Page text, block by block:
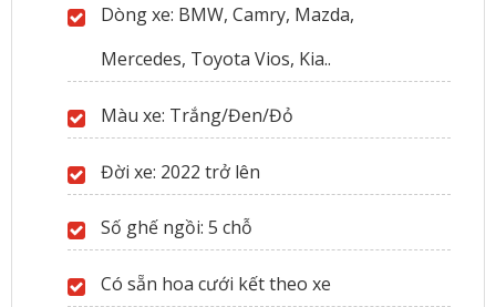
Dòng xe: BMW, Camry, Mazda,
Mercedes, Toyota Vios, Kia..
Màu xe: Trắng/Đen/Đỏ
Đời xe: 2022 trở lên
Số ghế ngồi: 5 chỗ
Có sẵn hoa cưới kết theo xe